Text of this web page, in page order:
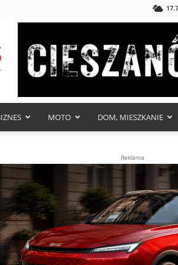
17.7
MOTO DOM, MIESZKANIE
Reklama